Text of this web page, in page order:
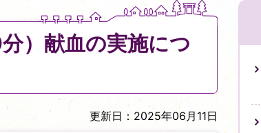
）献血の実施につ
更新日：2025年06月11日